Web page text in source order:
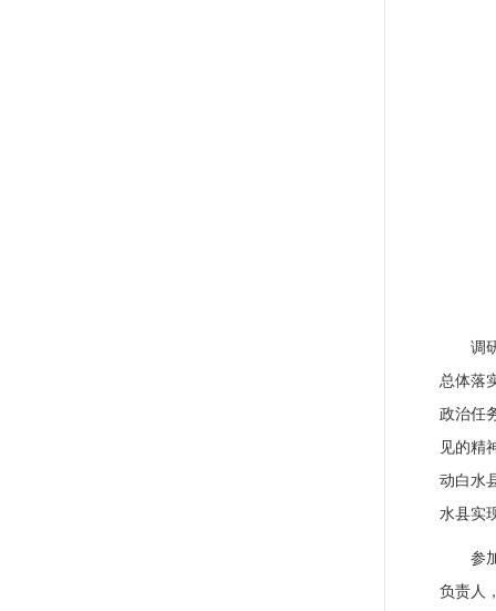
调
总体落
政治任
见的精
动白水
水县实
参
负责人